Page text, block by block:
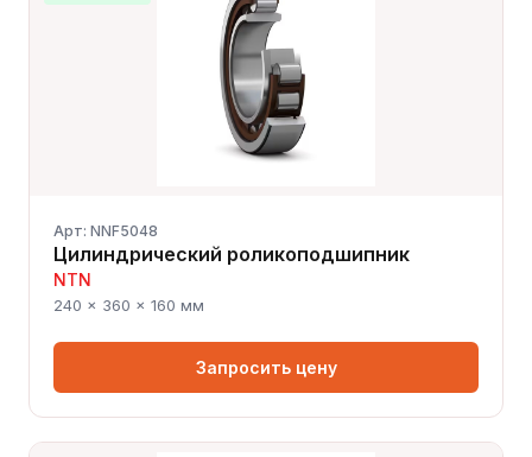
Арт: NNF5048
Цилиндрический роликоподшипник
NTN
240 × 360 × 160 мм
Запросить цену